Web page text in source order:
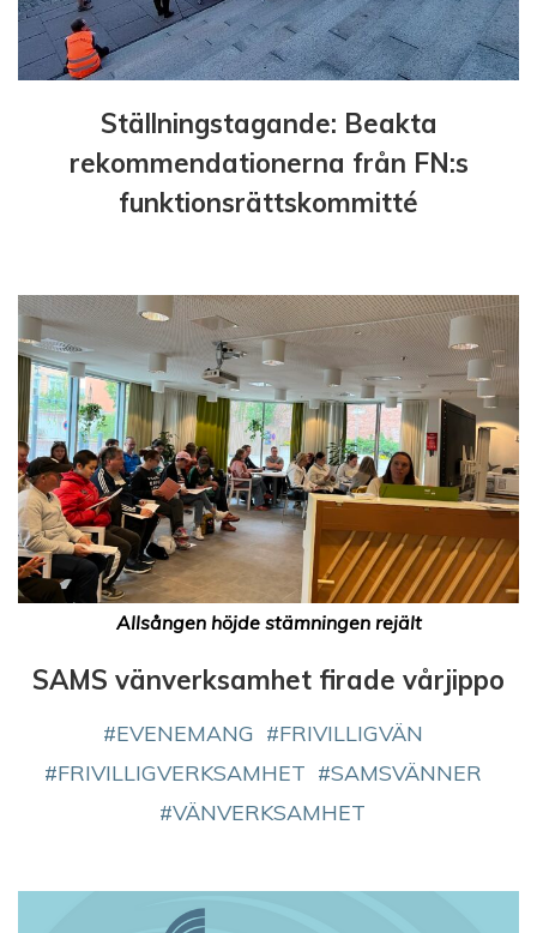
Ställningstagande: Beakta
rekommendationerna från FN:s
funktionsrättskommitté
Allsången höjde stämningen rejält
SAMS vänverksamhet firade vårjippo
EVENEMANG
FRIVILLIGVÄN
FRIVILLIGVERKSAMHET
SAMSVÄNNER
VÄNVERKSAMHET